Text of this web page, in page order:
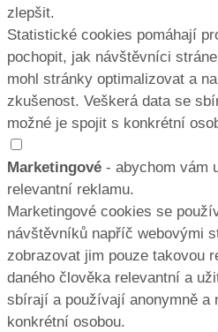
zlepšit.
Statistické cookies pomáhají
pochopit, jak návštěvníci
mohl stránky optimalizovat a
zkušenost. Veškerá data se
možné je spojit s konkrétní
Marketingové - abychom vám
relevantní reklamu.
Marketingové cookies se
návštěvníků napříč webovými
zobrazovat jim pouze takovou
daného člověka relevantní a
sbírají a používají anonymně a
konkrétní osobou.